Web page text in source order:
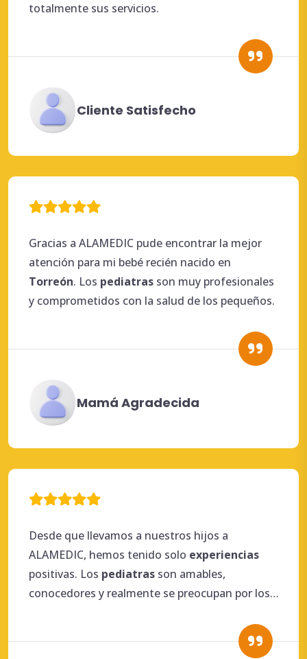
totalmente sus servicios.
Cliente Satisfecho
Gracias a ALAMEDIC pude encontrar la mejor
atención para mi bebé recién nacido en
Torreón. Los pediatras son muy profesionales
y comprometidos con la salud de los pequeños.
Mamá Agradecida
Desde que llevamos a nuestros hijos a
ALAMEDIC, hemos tenido solo experiencias
positivas. Los pediatras son amables,
conocedores y realmente se preocupan por los